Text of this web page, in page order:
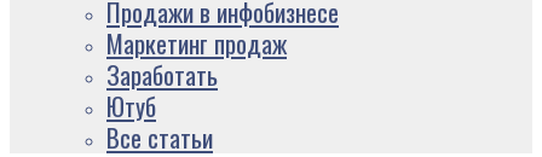
Продажи в инфобизнесе
Маркетинг продаж
Заработать
Ютуб
Все статьи